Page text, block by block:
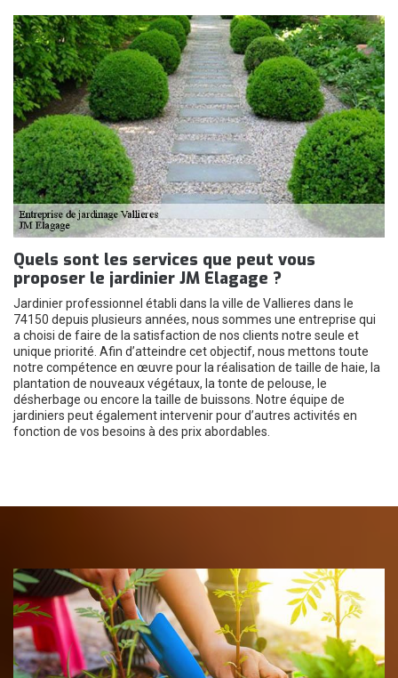
Quels sont les services que peut vous
proposer le jardinier JM Elagage ?
Jardinier professionnel établi dans la ville de Vallieres dans le
74150 depuis plusieurs années, nous sommes une entreprise qui
a choisi de faire de la satisfaction de nos clients notre seule et
unique priorité. Afin d’atteindre cet objectif, nous mettons toute
notre compétence en œuvre pour la réalisation de taille de haie, la
plantation de nouveaux végétaux, la tonte de pelouse, le
désherbage ou encore la taille de buissons. Notre équipe de
jardiniers peut également intervenir pour d’autres activités en
fonction de vos besoins à des prix abordables.